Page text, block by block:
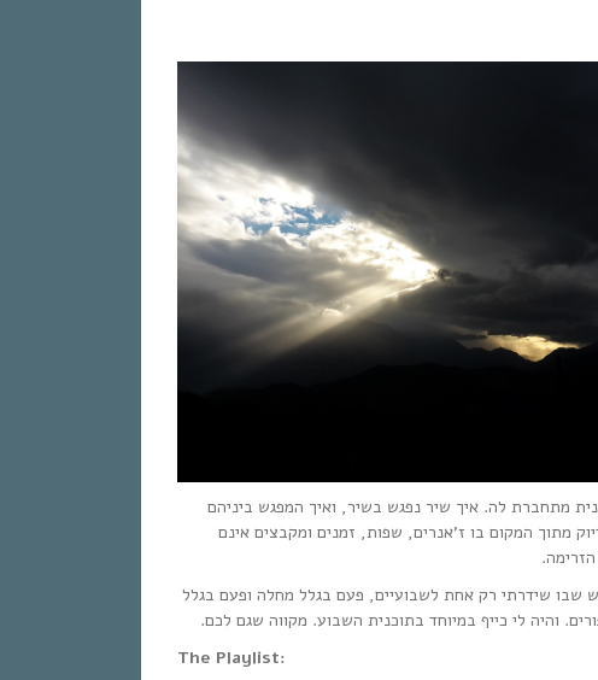
מתחברת לה. איך שיר נפגש בשיר, ואיך המפגש ביניהם
מתוך המקום בו ז’אנרים, שפות, זמנים ומקבצים אינם
שבו שידרתי רק אחת לשבועיים, פעם בגלל מחלה ופעם בגלל
והיה לי כייף במיוחד בתוכנית השבוע. מקווה שגם לכם.
The Playlist: